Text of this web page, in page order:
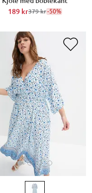
189 kr379 kr-50%